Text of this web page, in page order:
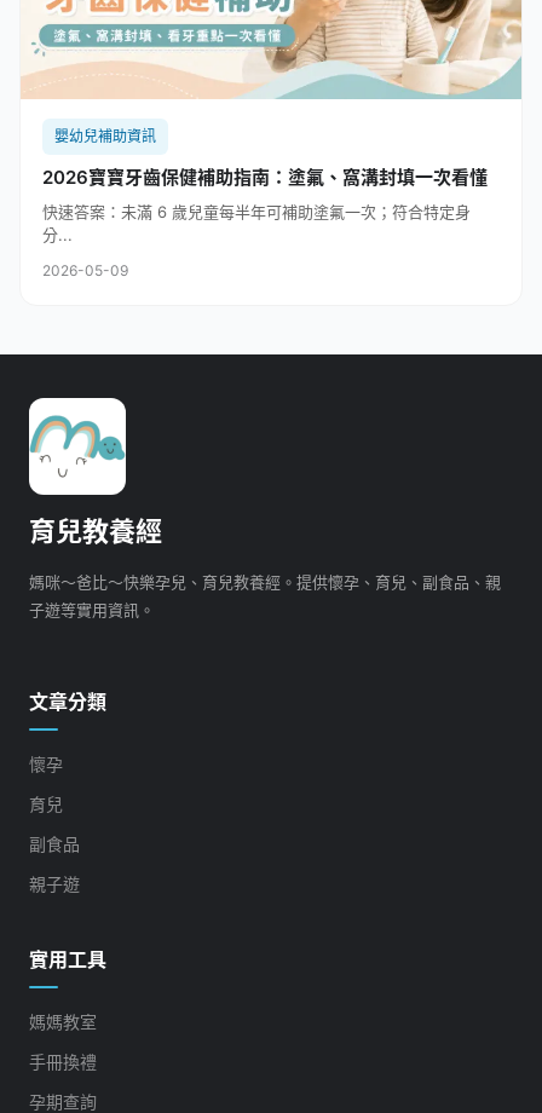
嬰幼兒補助資訊
2026寶寶牙齒保健補助指南：塗氟、窩溝封填一次看懂
快速答案：未滿 6 歲兒童每半年可補助塗氟一次；符合特定身
分...
2026-05-09
育兒教養經
媽咪～爸比～快樂孕兒、育兒教養經。提供懷孕、育兒、副食品、親
子遊等實用資訊。
文章分類
懷孕
育兒
副食品
親子遊
實用工具
媽媽教室
手冊換禮
孕期查詢